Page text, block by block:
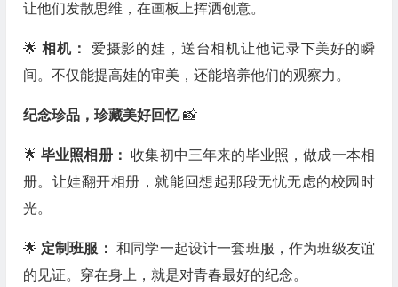
让他们发散思维，在画板上挥洒创意。
🌟相机： 爱摄影的娃，送台相机让他记录下美好的瞬
间。不仅能提高娃的审美，还能培养他们的观察力。
纪念珍品，珍藏美好回忆📸
🌟 毕业照相册：收集初中三年来的毕业照，做成一本相
册。让娃翻开相册，就能回想起那段无忧无虑的校园时
光。
🌟 定制班服： 和同学一起设计一套班服，作为班级友谊
的见证。穿在身上，就是对青春最好的纪念。